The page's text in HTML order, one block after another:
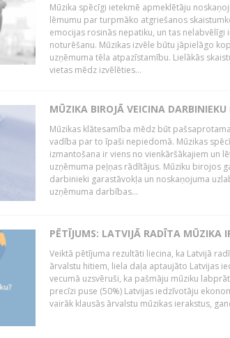
Mūzika spēcīgi ietekmē apmeklētāju
lēmumu par turpmāko atgriešanos
emocijas rosinās nepatiku, un tas nelabvēlīgi
noturēšanu. Mūzikas izvēle būtu jāpielāgo
uzņēmuma tēla atpazīstamību. Lielākās
vietas mēdz izvēlēties...
MŪZIKA BIROJĀ VEICINA
Mūzikas klātesamība mēdz būt
vadība par to īpaši nepiedomā. Mūzikas
izmantošana ir viens no vienkāršākajiem un
uzņēmuma peļņas rādītājus. Mūziku birojos
darbinieki garastāvokļa un noskaņojuma
uzņēmuma darbības...
PĒTĪJUMS: LATVIJĀ RADĪTA MŪZIKA
Veiktā pētījuma rezultāti liecina, ka Latvijā
ārvalstu hitiem, liela daļa aptaujāto Latvijas
vecumā uzsvēruši, ka pašmāju mūziku
precīzi puse (50%) Latvijas iedzīvotāju
vairāk klausās ārvalstu mūzikas ierakstus,